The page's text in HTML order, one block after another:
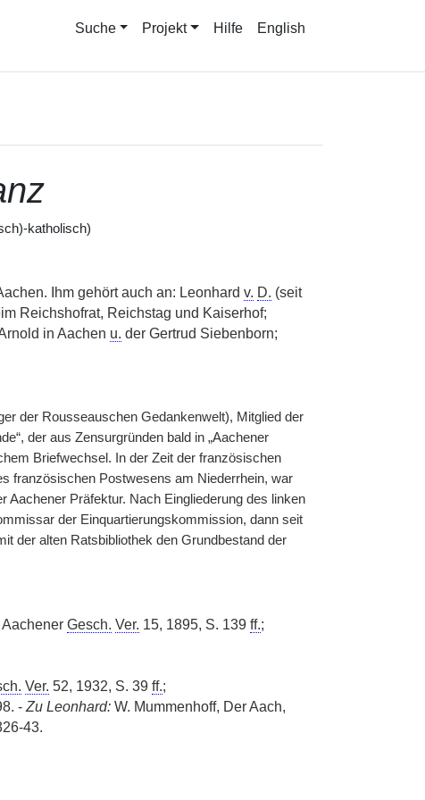
Suche Projekt Hilfe English
katholisch)
Ihm gehört auch an: Leonhard v. D. (seit
Reichshofrat, Reichstag und Kaiserhof;
in Aachen u. der Gertrud Siebenborn;
der Rousseauschen Gedankenwelt), Mitglied der
der aus Zensurgründen bald in „Aachener
Briefwechsel. In der Zeit der französischen
französischen Postwesens am Niederrhein, war
Aachener Präfektur. Nach Eingliederung des linken
der Einquartierungskommission, dann seit
der alten Ratsbibliothek den Grundbestand der
Aachener Gesch. Ver. 15, 1895, S. 139 ff.;
Ver. 52, 1932, S. 39 ff.;
- Zu Leonhard:W. Mummenhoff, Der Aach,
43.